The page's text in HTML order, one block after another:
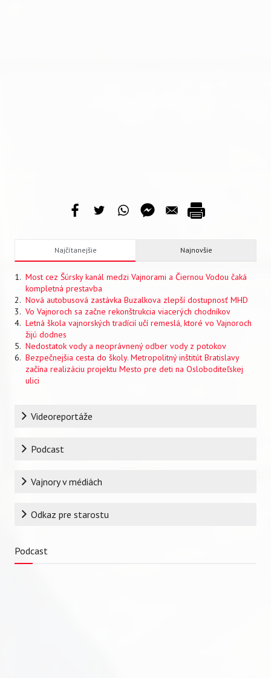
Najčítanejšie Najnovšie
Most cez Šúrsky kanál medzi Vajnorami a Čiernou Vodou čaká
kompletná prestavba
Nová autobusová zastávka Buzalkova zlepší dostupnosť MHD
Vo Vajnoroch sa začne rekonštrukcia viacerých chodníkov
Letná škola vajnorských tradícií učí remeslá, ktoré vo Vajnoroch
žijú dodnes
Nedostatok vody a neoprávnený odber vody z potokov
Bezpečnejšia cesta do školy. Metropolitný inštitút Bratislavy
začína realizáciu projektu Mesto pre deti na Osloboditeľskej
ulici
RubrikaVideoreportáže
Podcast
Vajnory v médiách
Odkaz pre starostu
Podcast